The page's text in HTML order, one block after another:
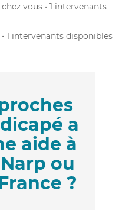
vous • 1 intervenants
1 intervenants disponibles
a
aide à
ou
?